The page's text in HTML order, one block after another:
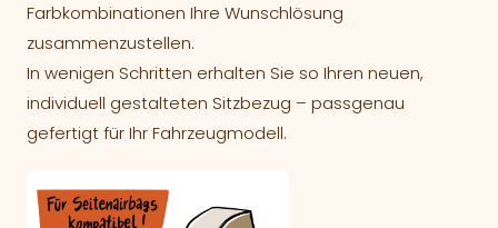
Farbkombinationen Ihre Wunschlösung
zusammenzustellen.
In wenigen Schritten erhalten Sie so Ihren neuen,
individuell gestalteten Sitzbezug – passgenau
gefertigt für Ihr Fahrzeugmodell.